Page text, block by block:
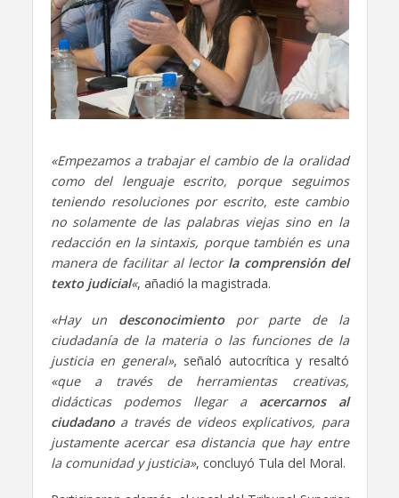
«Empezamos a trabajar el cambio de la oralidad
como del lenguaje escrito, porque seguimos
teniendo resoluciones por escrito, este cambio
no solamente de las palabras viejas sino en la
redacción en la sintaxis, porque también es una
manera de facilitar al lector la comprensión del
texto judicial«, añadió la magistrada.
«Hay un desconocimientopor parte de la
ciudadanía de la materia o las funciones de la
justicia en general», señaló autocrítica y resaltó
«que a través de herramientas creativas,
didácticas podemos llegar a acercarnos al
ciudadanoa través de videos explicativos, para
justamente acercar esa distancia que hay entre
la comunidad y justicia», concluyó Tula del Moral.